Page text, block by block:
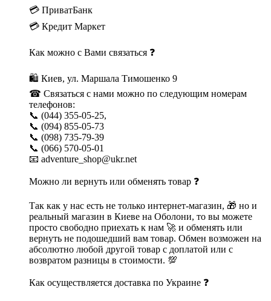
💳 ПриватБанк
💳 Кредит Маркет
Как можно с Вами связаться ❓
🛍 Киев, ул. Маршала Тимошенко 9
☎ Связаться с нами можно по следующим номерам
телефонов:
📞 (044) 355-05-25,
📞 (094) 855-05-73
📞 (098) 735-79-39
📞 (066) 570-05-01
📧 adventure_shop@ukr.net
Можно ли вернуть или обменять товар ❓
Так как у нас есть не только интернет-магазин, 🎁 но и
реальный магазин в Киеве на Оболони, то вы можете
просто свободно приехать к нам 🚀 и обменять или
вернуть не подошедший вам товар. Обмен возможен на
абсолютно любой другой товар с доплатой или с
возвратом разницы в стоимости. 💯
Как осуществляется доставка по Украине ❓